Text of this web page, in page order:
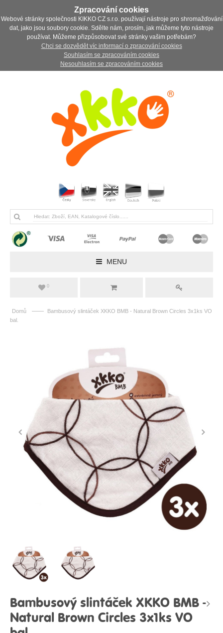
Zpracování cookies
Webové stránky společnosti KIKKO CZ s.r.o. používají nástroje pro shromažďování
dat, jako jsou soubory cookie. Sdělte nám, prosím, jak můžeme tyto nástroje
používat. Můžeme přizpůsobovat své stránky vašim potřebám?
Chci se dozvědět víc informací o zpracování cookies
Souhlasím se zpracováním cookies
Nesouhlasím se zpracováním cookies
MENU
0
Domů ——
Bambusový slintáček XKKO BMB - Natural Brown Circles 3x1ks VO
bal.
Bambusový slintáček XKKO BMB -
Natural Brown Circles 3x1ks VO